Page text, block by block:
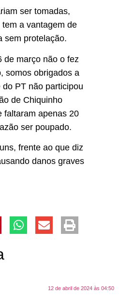
ser tomadas,
a vantagem de
sem protelação.
de março não o fez
somos obrigados a
PT não participou
de Chiquinho
faltaram apenas 20
ser poupado.
frente ao que diz
danos graves
12 de abril de 2024 às 04:50